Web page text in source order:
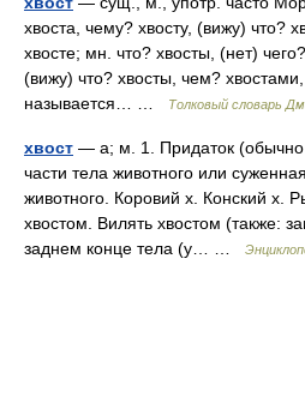
хвоста, чему? хвосту, (вижу) что?
хвосте; мн. что? хвосты, (нет)
(вижу) что? хвосты, чем?
называется… …
Толковый словарь
хвост — а; м. 1. Придаток
части тела животного или
животного. Коровий х. Конский х.
хвостом. Вилять хвостом (также:
заднем конце тела (у… …